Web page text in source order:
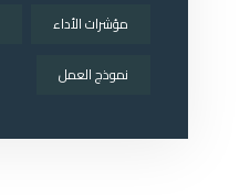
مؤشرات الأداء
نموذج العمل